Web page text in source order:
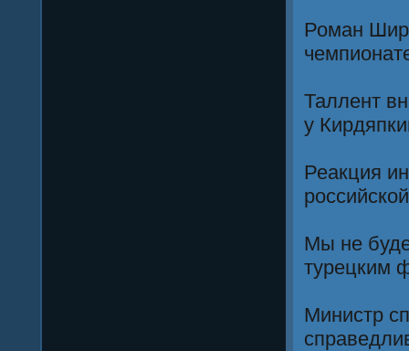
Роман
Таллент
у
Реакция
Мы не
турецким
Министр